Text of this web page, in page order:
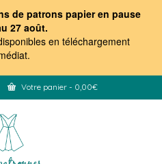
de patrons papier en pause
27 août.
en téléchargement
.
Votre panier - 0,00€